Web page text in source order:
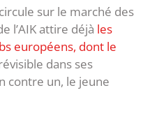
sur le marché des
l’AIK attire déjà les
européens, dont le
dans ses
contre un, le jeune